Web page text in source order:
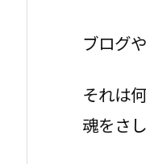
ブログ
それは
魂をさ